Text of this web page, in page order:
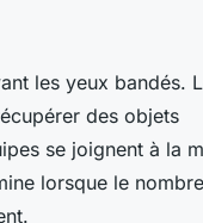
les yeux bandés.
des objets
se joignent à la
lorsque le